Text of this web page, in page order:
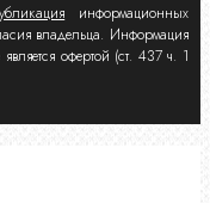
информационных
владельца. Информация
офертой (ст. 437 ч. 1